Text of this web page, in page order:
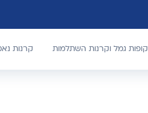
קופות גמל וקרנות השתלמות קרנות